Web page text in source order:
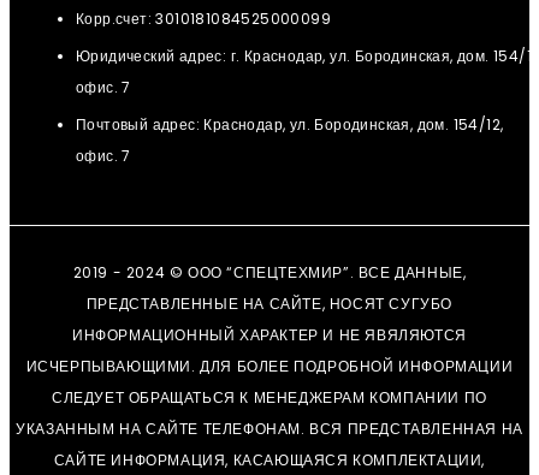
Корр.счет: 3010181084525000099
Юридический адрес: г. Краснодар, ул. Бородинская, дом. 154/
офис. 7
Почтовый адрес: Краснодар, ул. Бородинская, дом. 154/12,
офис. 7
2019 - 2024 © ООО “СПЕЦТЕХМИР”. ВСЕ ДАННЫЕ,
ПРЕДСТАВЛЕННЫЕ НА САЙТЕ, НОСЯТ СУГУБО
ИНФОРМАЦИОННЫЙ ХАРАКТЕР И НЕ ЯВЯЛЯЮТСЯ
ИСЧЕРПЫВАЮЩИМИ. ДЛЯ БОЛЕЕ ПОДРОБНОЙ ИНФОРМАЦИИ
СЛЕДУЕТ ОБРАЩАТЬСЯ К МЕНЕДЖЕРАМ КОМПАНИИ ПО
УКАЗАННЫМ НА САЙТЕ ТЕЛЕФОНАМ. ВСЯ ПРЕДСТАВЛЕННАЯ НА
САЙТЕ ИНФОРМАЦИЯ, КАСАЮЩАЯСЯ КОМПЛЕКТАЦИИ,